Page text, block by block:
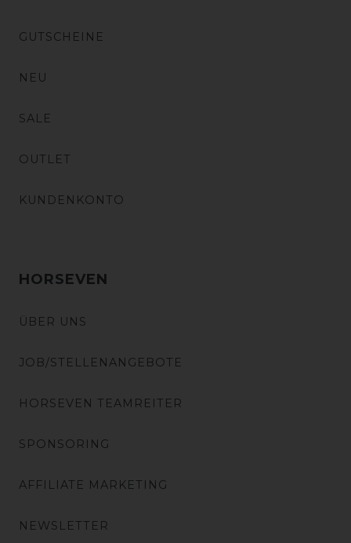
GUTSCHEINE
NEU
SALE
OUTLET
KUNDENKONTO
HORSEVEN
ÜBER UNS
JOB/STELLENANGEBOTE
HORSEVEN TEAMREITER
SPONSORING
AFFILIATE MARKETING
NEWSLETTER